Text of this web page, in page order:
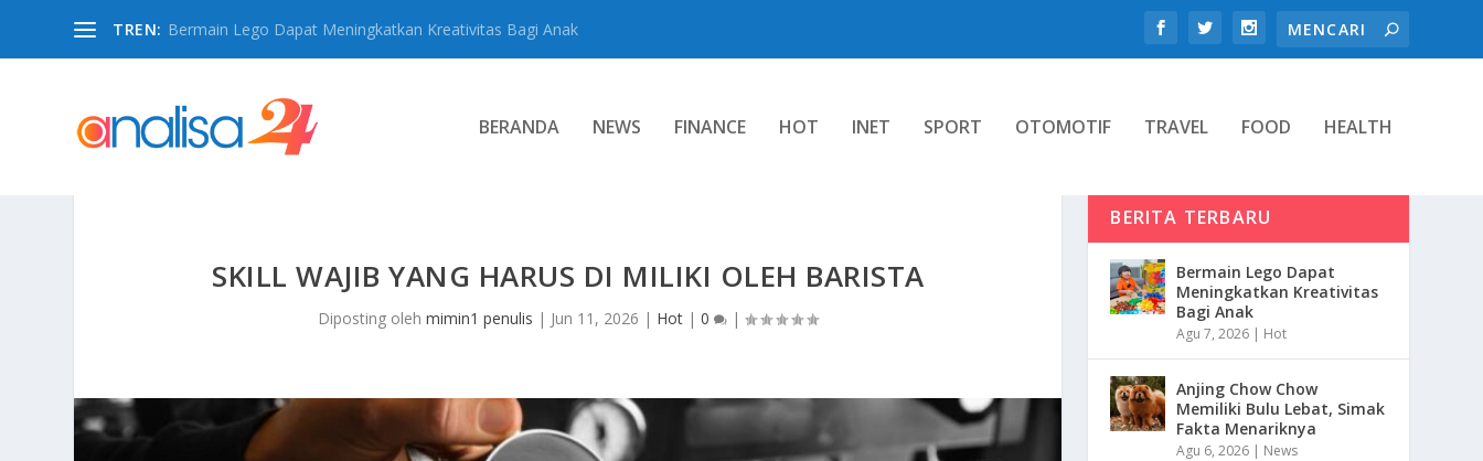
TREN: Bermain Lego Dapat Meningkatkan Kreativitas Bagi Anak
BERANDA NEWS FINANCE HOT INET SPORT OTOMOTIF TRAVEL FOOD HEALTH
SKILL WAJIB YANG HARUS DI MILIKI OLEH BARISTA
Diposting olehmimin1 penulis | Jun 11, 2026 | Hot |0 |
BERITA TERBARU
Bermain Lego Dapat
Meningkatkan Kreativitas
Bagi Anak
Agu 7, 2026 | Hot
Anjing Chow Chow
Memiliki Bulu Lebat, Simak
Fakta Menariknya
Agu 6, 2026 | News